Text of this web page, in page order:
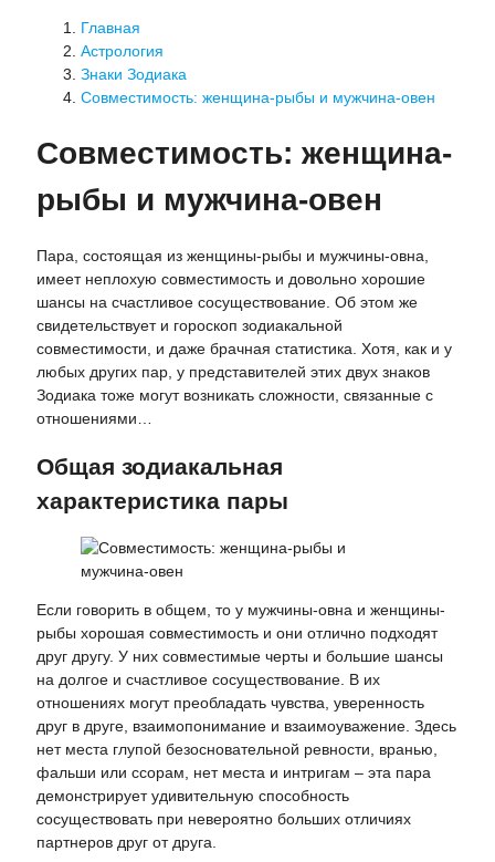
Главная
Астрология
Знаки Зодиака
Совместимость: женщина-рыбы и мужчина-овен
Совместимость: женщина-
рыбы и мужчина-овен
Пара, состоящая из женщины-рыбы и мужчины-овна,
имеет неплохую совместимость и довольно хорошие
шансы на счастливое сосуществование. Об этом же
свидетельствует и гороскоп зодиакальной
совместимости, и даже брачная статистика. Хотя, как и у
любых других пар, у представителей этих двух знаков
Зодиака тоже могут возникать сложности, связанные с
отношениями…
Общая зодиакальная
характеристика пары
Если говорить в общем, то у мужчины-овна и женщины-
рыбы хорошая совместимость и они отлично подходят
друг другу. У них совместимые черты и большие шансы
на долгое и счастливое сосуществование. В их
отношениях могут преобладать чувства, уверенность
друг в друге, взаимопонимание и взаимоуважение. Здесь
нет места глупой безосновательной ревности, вранью,
фальши или ссорам, нет места и интригам – эта пара
демонстрирует удивительную способность
сосуществовать при невероятно больших отличиях
партнеров друг от друга.